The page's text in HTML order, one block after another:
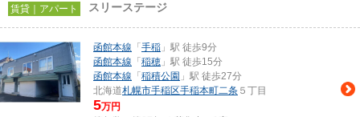
賃貸｜アパート スリーステージ
函館本線 「 手稲 」駅 徒歩9分
函館本線 「 稲穂 」駅 徒歩15分
函館本線 「 稲積公園 」駅 徒歩27分
北海道札幌市手稲区手稲本町二条 ５丁目
5万円